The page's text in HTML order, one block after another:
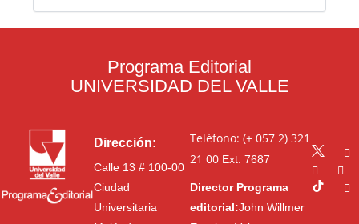
Programa Editorial
UNIVERSIDAD DEL VALLE
Dirección:
Calle 13 # 100-00
Ciudad
Universitaria
Teléfono: (+ 057 2) 321
21 00Ext. 7687
Director Programa
editorial:John Willmer